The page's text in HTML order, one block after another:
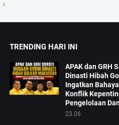
TRENDING HARI INI
APAK dan GRH
Dinasti Hibah
Ingatkan
Konflik
Pengelolaan
23.06